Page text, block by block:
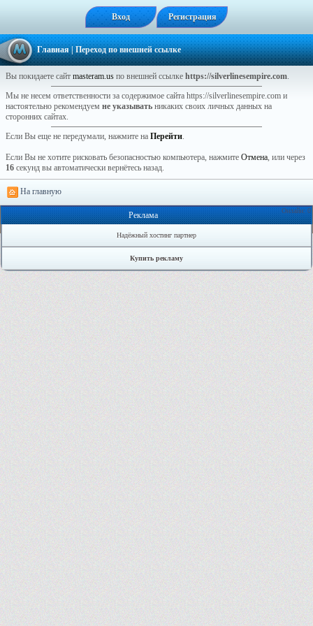
Вход Регистрация
Главная| Переход по внешней ссылке
Вы покидаете сайт masteram.us по внешней ссылке https://silverlinesempire.com.
Мы не несем ответственности за содержимое сайта https://silverlinesempire.com и
настоятельно рекомендуем не указывать никаких своих личных данных на
сторонних сайтах.
Если Вы еще не передумали, нажмите на Перейти.
Если Вы не хотите рисковать безопасностью компьютера, нажмите Отмена, или через
16 секунд вы автоматически вернётесь назад.
На главную
Онлайн: 0
Реклама
Надёжный хостинг партнер
Купить рекламу